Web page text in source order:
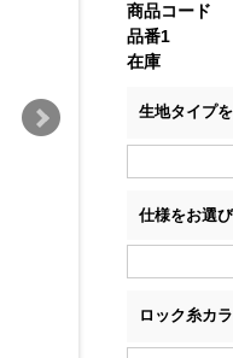
商品コード
品番1
在庫
生地タイプ
仕様をお選
ロック糸カ